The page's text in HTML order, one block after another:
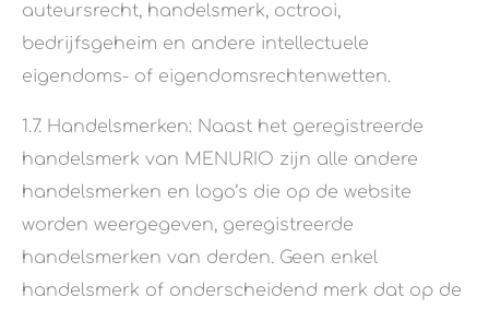
auteursrecht, handelsmerk, octrooi,
bedrijfsgeheim en andere intellectuele
eigendoms- of eigendomsrechtenwetten.
1.7. Handelsmerken: Naast het geregistreerde
handelsmerk van MENURIO zijn alle andere
handelsmerken en logo’s die op de website
worden weergegeven, geregistreerde
handelsmerken van derden. Geen enkel
handelsmerk of onderscheidend merk dat op de